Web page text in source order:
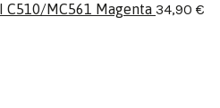
C510/MC561 Magenta 34,90 €